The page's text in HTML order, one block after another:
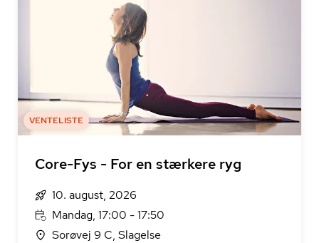
VENTELISTE
Core-Fys - For en stærkere ryg
10. august, 2026
Mandag, 17:00 - 17:50
Sorøvej 9 C, Slagelse